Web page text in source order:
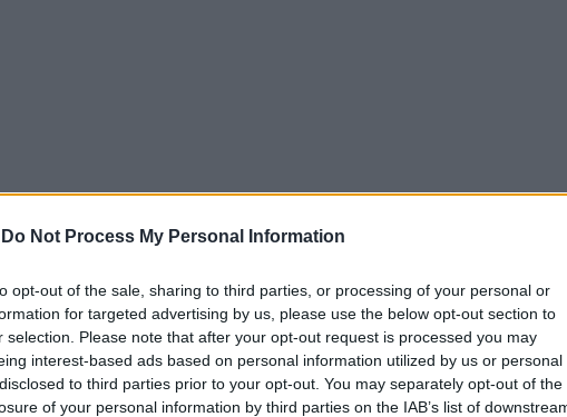
Do Not Process My Personal Information
opt-out of the sale, sharing to third parties, or processing of your personal or
for targeted advertising by us, please use the below opt-out section to
selection. Please note that after your opt-out request is processed you may
interest-based ads based on personal information utilized by us or personal
to third parties prior to your opt-out. You may separately opt-out of the
of your personal information by third parties on the IAB’s list of
7 de julho e 1 de agosto. O calendário de